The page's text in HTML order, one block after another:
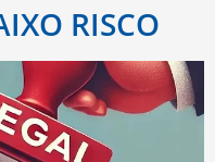
RISCO